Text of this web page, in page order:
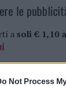
Not Process
le
a soli € 1,10